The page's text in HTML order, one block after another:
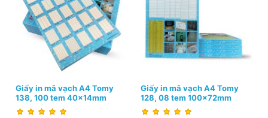
Giấy in mã vạch A4 Tomy
138, 100 tem 40x14mm
Giấy in mã vạch A4 Tomy
128, 08 tem 100x72mm